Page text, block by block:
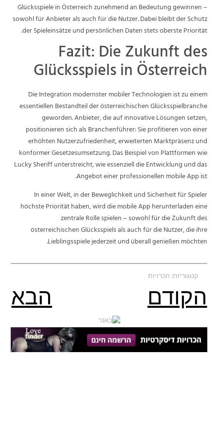
Glücksspiele in Österreich zunehmend an Bedeutung gewinnen –
sowohl für Anbieter als auch für die Nutzer. Dabei bleibt der Schutz
der Spieleinsätze und persönlichen Daten stets oberste Priorität.
Fazit: Die Zukunft des
Glücksspiels in Österreich
Die Integration modernster mobiler Technologien ist zu einem
essentiellen Bestandteil der österreichischen Glücksspielbranche
geworden. Anbieter, die auf innovative Lösungen setzen,
positionieren sich als Branchenführer: Sie profitieren von einer
erhöhten Nutzerzufriedenheit, erweiterten Marktpräsenz und
konformer Gesetzesumsetzung. Das Beispiel von Plattformen wie
Lucky Sheriff unterstreicht, wie essenziell die Entwicklung und das
Angebot einer professionellen mobile App ist.
In einer Welt, in der Beweglichkeit und Sicherheit für Spieler
höchste Priorität haben, wird die mobile App herunterladen eine
zentrale Rolle spielen – sowohl für die Zukunft des
österreichischen Glücksspiels als auch für die Nutzer, die ihre
Lieblingsspiele jederzeit und überall genießen möchten.
קטגוריות:הכרויות
הקודם הבא